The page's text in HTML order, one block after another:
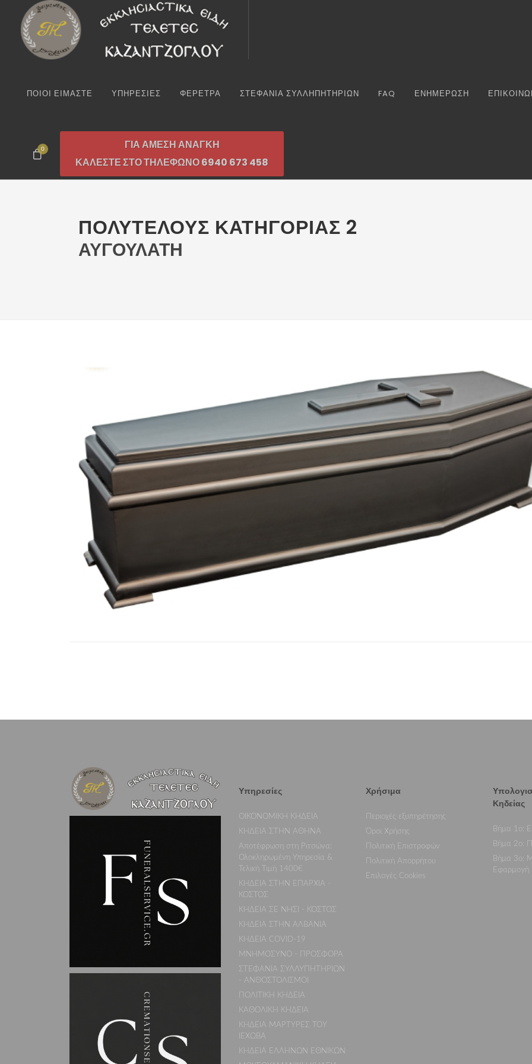
0
ΓΙΑ ΑΜΕΣΗ ΑΝΑΓΚΗ
ΚΑΛΕΣΤΕ ΣΤΟ ΤΗΛΕΦΩΝΟ 6940 673 458
ΠΟΙΟΙ ΕΙΜΑΣΤΕ ΥΠΗΡΕΣΙΕΣ ΦΕΡΕΤΡΑ ΣΤΕΦΑΝΙΑ ΣΥΛΛΗΠΗΤΗΡΙΩΝ FAQ ΕΝΗΜΕΡΩΣΗ
ΠΟΛΥΤΕΛΟΥΣ ΚΑΤΗΓΟΡΙΑΣ 2
ΑΥΓΟΥΛΑΤΗ
Υπηρεσίες
ΟΙΚΟΝΟΜΙΚΗ ΚΗΔΕΙΑ
ΚΗΔΕΙΑ ΣΤΗΝ ΑΘΗΝΑ
Αποτέφρωση στη Ριτσώνα:
Ολοκληρωμένη Υπηρεσία &
Τελική Τιμή 1400€
ΚΗΔΕΙΑ ΣΤΗΝ ΕΠΑΡΧΙΑ -
ΚΟΣΤΟΣ
ΚΗΔΕΙΑ ΣΕ ΝΗΣΙ - ΚΟΣΤΟΣ
ΚΗΔΕΙΑ ΣΤΗΝ ΑΛΒΑΝΙΑ
ΚΗΔΕΙΑ COVID-19
ΜΝΗΜΟΣΥΝΟ - ΠΡΟΣΦΟΡΑ
ΣΤΕΦΑΝΙΑ ΣΥΛΛΥΠΗΤΗΡΙΩΝ
- ΑΝΘΟΣΤΟΛΙΣΜΟΙ
ΠΟΛΙΤΙΚΗ ΚΗΔΕΙΑ
ΚΑΘΟΛΙΚΗ ΚΗΔΕΙΑ
ΚΗΔΕΙΑ ΜΑΡΤΥΡΕΣ ΤΟΥ
ΙΕΧΩΒΑ
ΚΗΔΕΙΑ ΕΛΛΗΝΩΝ ΕΘΝΙΚΩΝ
Χρήσιμα
Περιοχές εξυπηρέτησης
Όροι Χρήσης
Πολιτική Επιστροφών
Πολιτική Απορρήτου
Επιλογές Cookies
Κηδείας
Βήμα 1ο:
Βήμα 2ο:
Βήμα 3ο:
Εφαρμογή